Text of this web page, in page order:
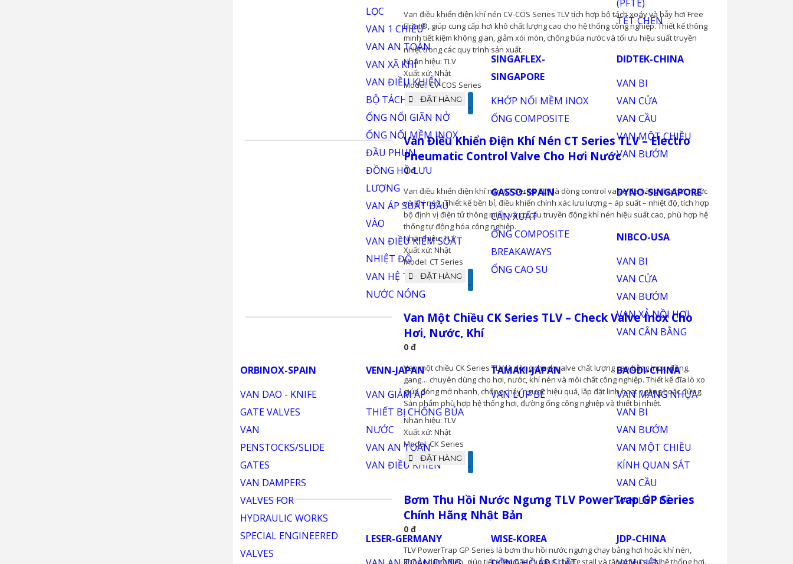
Van điều khiển điện khí nén CV-COS Series TLV tích hợp bộ tách xoáy và bẫy hơi Free
Float®, giúp cung cấp hơi khô chất lượng cao cho hệ thống công nghiệp. Thiết kế thông
minh tiết kiệm không gian, giảm xói mòn, chống búa nước và tối ưu hiệu suất truyền
nhiệt trong các quy trình sản xuất.
Nhãn hiệu: TLV
Xuất xứ: Nhật
Model: CV-COS Series
Van Điều Khiển Điện Khí Nén CT Series TLV – Electro
Pneumatic Control Valve Cho Hơi Nước
0 đ
Van điều khiển điện khí nén CT Series TLV là dòng control valve đa năng cho hơi, nước
và khí nén. Thiết kế bền bỉ, điều khiển chính xác lưu lượng – áp suất – nhiệt độ, tích hợp
bộ định vị điện tử thông minh và cơ cấu truyền động khí nén hiệu suất cao, phù hợp hệ
thống tự động hóa công nghiệp.
Nhãn hiệu: TLV
Xuất xứ: Nhật
ĐẶT HÀNG
Van Một Chiều CK Series TLV – Check Valve Inox Cho Hơi,
Nước, Khí
0 đ
Van một chiều CK Series TLV là dòng check valve chất lượng cao bằng inox, đồng,
gang… chuyên dùng cho hơi, nước, khí nén và môi chất công nghiệp. Thiết kế đĩa lò xo
giúp đóng mở nhanh, chống chảy ngược hiệu quả, lắp đặt linh hoạt ngang hoặc đứng.
Sản phẩm phù hợp hệ thống hơi, đường ống công nghiệp và thiết bị nhiệt.
Nhãn hiệu: TLV
Xuất xứ: Nhật
ĐẶT HÀNG
Bơm Thu Hồi Nước Ngưng TLV PowerTrap GP Series
Chính Hãng Nhật Bản